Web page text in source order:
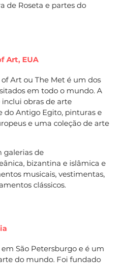
de Roseta e partes do
Art, EUA
Art ou The Met é um dos
em todo o mundo. A
obras de arte
do Antigo Egito, pinturas e
e uma coleção de arte
galerias de
bizantina e islâmica e
musicais, vestimentas,
clássicos.
São Petersburgo e é um
do mundo. Foi fundado